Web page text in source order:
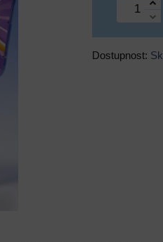
Dostupnost: